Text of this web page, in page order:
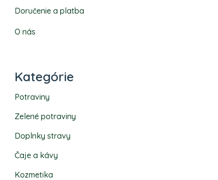
Doručenie a platba
O nás
Kategórie
Potraviny
Zelené potraviny
Doplnky stravy
Čaje a kávy
Kozmetika